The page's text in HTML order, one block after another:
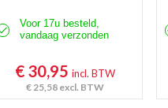
Voor 17u besteld,
vandaag verzonden
€ 30,95 incl. BTW
€ 25,58 excl. BTW